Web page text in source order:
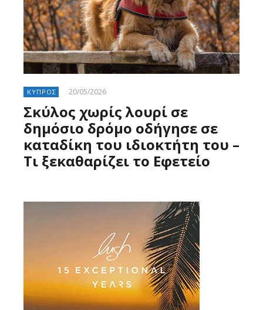
ΚΥΠΡΟΣ 20/05/2026
Σκύλος χωρίς λουρί σε
δημόσιο δρόμο οδήγησε σε
καταδίκη του ιδιοκτήτη του –
Τι ξεκαθαρίζει το Εφετείο